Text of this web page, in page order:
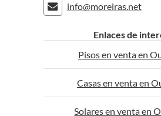
info@moreiras.net
Enlaces de
Pisos en venta en
Casas en venta en
Solares en venta en